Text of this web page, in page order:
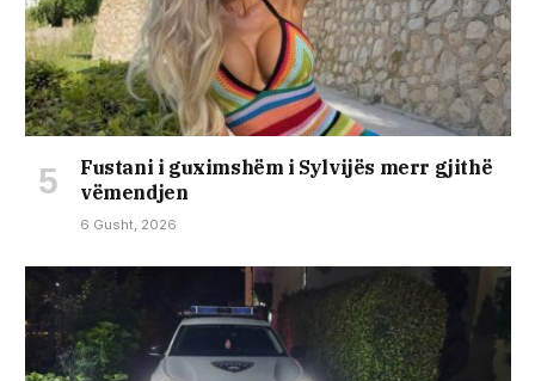
Fustani i guximshëm i Sylvijës merr gjithë
vëmendjen
6 Gusht, 2026